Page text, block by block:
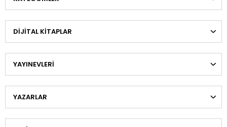
DIJITAL KITAPLAR
YAYINEVLERI
YAZARLAR